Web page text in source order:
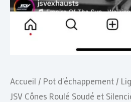
Accueil / Pot d'échappement /
JSV Cônes Roulé Soudé et